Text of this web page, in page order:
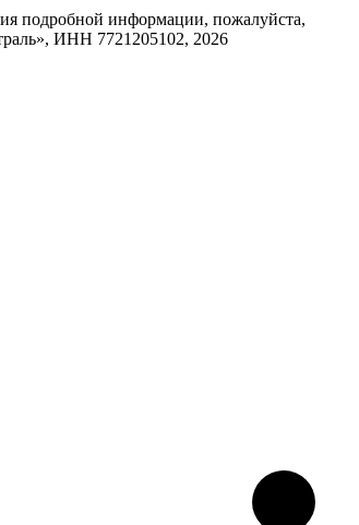
подробной информации, пожалуйста,
ИНН 7721205102, 2026